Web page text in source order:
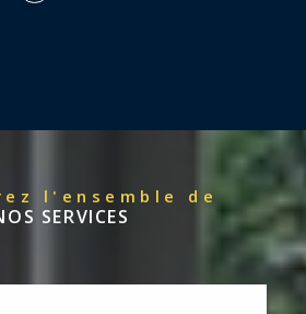
l'ensemble de
SERVICES